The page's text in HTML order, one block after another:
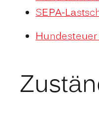
SEPA-